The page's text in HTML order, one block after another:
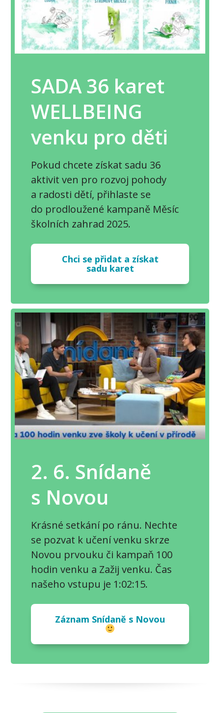
SADA 36 karet
WELLBEING
venku pro děti
Pokud chcete získat sadu 36
aktivit ven pro rozvoj pohody
a radosti dětí, přihlaste se
do prodloužené kampaně Měsíc
školních zahrad 2025.
Chci se přidat a získat
sadu karet
2. 6. Snídaně
s Novou
Krásné setkání po ránu. Nechte
se pozvat k učení venku skrze
Novou prvouku či kampaň 100
hodin venku a Zažij venku. Čas
našeho vstupu je 1:02:15.
Záznam Snídaně s Novou